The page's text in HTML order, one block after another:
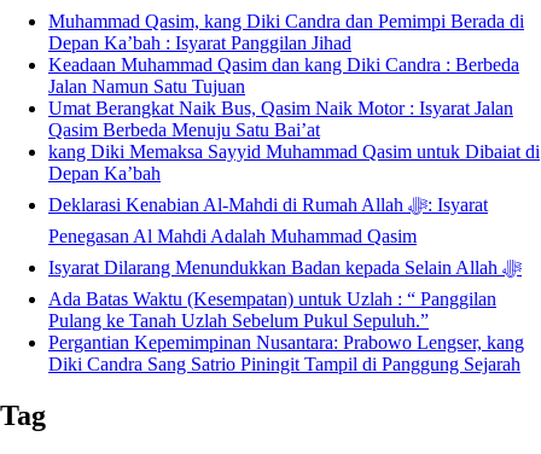
Muhammad Qasim, kang Diki Candra dan Pemimpi Berada di
Depan Ka’bah : Isyarat Panggilan Jihad
Keadaan Muhammad Qasim dan kang Diki Candra : Berbeda
Jalan Namun Satu Tujuan
Umat Berangkat Naik Bus, Qasim Naik Motor : Isyarat Jalan
Qasim Berbeda Menuju Satu Bai’at
kang Diki Memaksa Sayyid Muhammad Qasim untuk Dibaiat di
Depan Ka’bah
Deklarasi Kenabian Al-Mahdi di Rumah Allah ﷻ: Isyarat
Penegasan Al Mahdi Adalah Muhammad Qasim
Isyarat Dilarang Menundukkan Badan kepada Selain Allah ﷻ
Ada Batas Waktu (Kesempatan) untuk Uzlah : “ Panggilan
Pulang ke Tanah Uzlah Sebelum Pukul Sepuluh.”
Pergantian Kepemimpinan Nusantara: Prabowo Lengser, kang
Diki Candra Sang Satrio Piningit Tampil di Panggung Sejarah
Tag